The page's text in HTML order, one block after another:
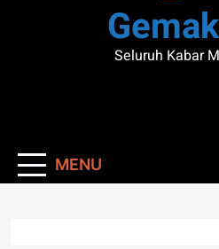
Seluruh Kabar
MENU